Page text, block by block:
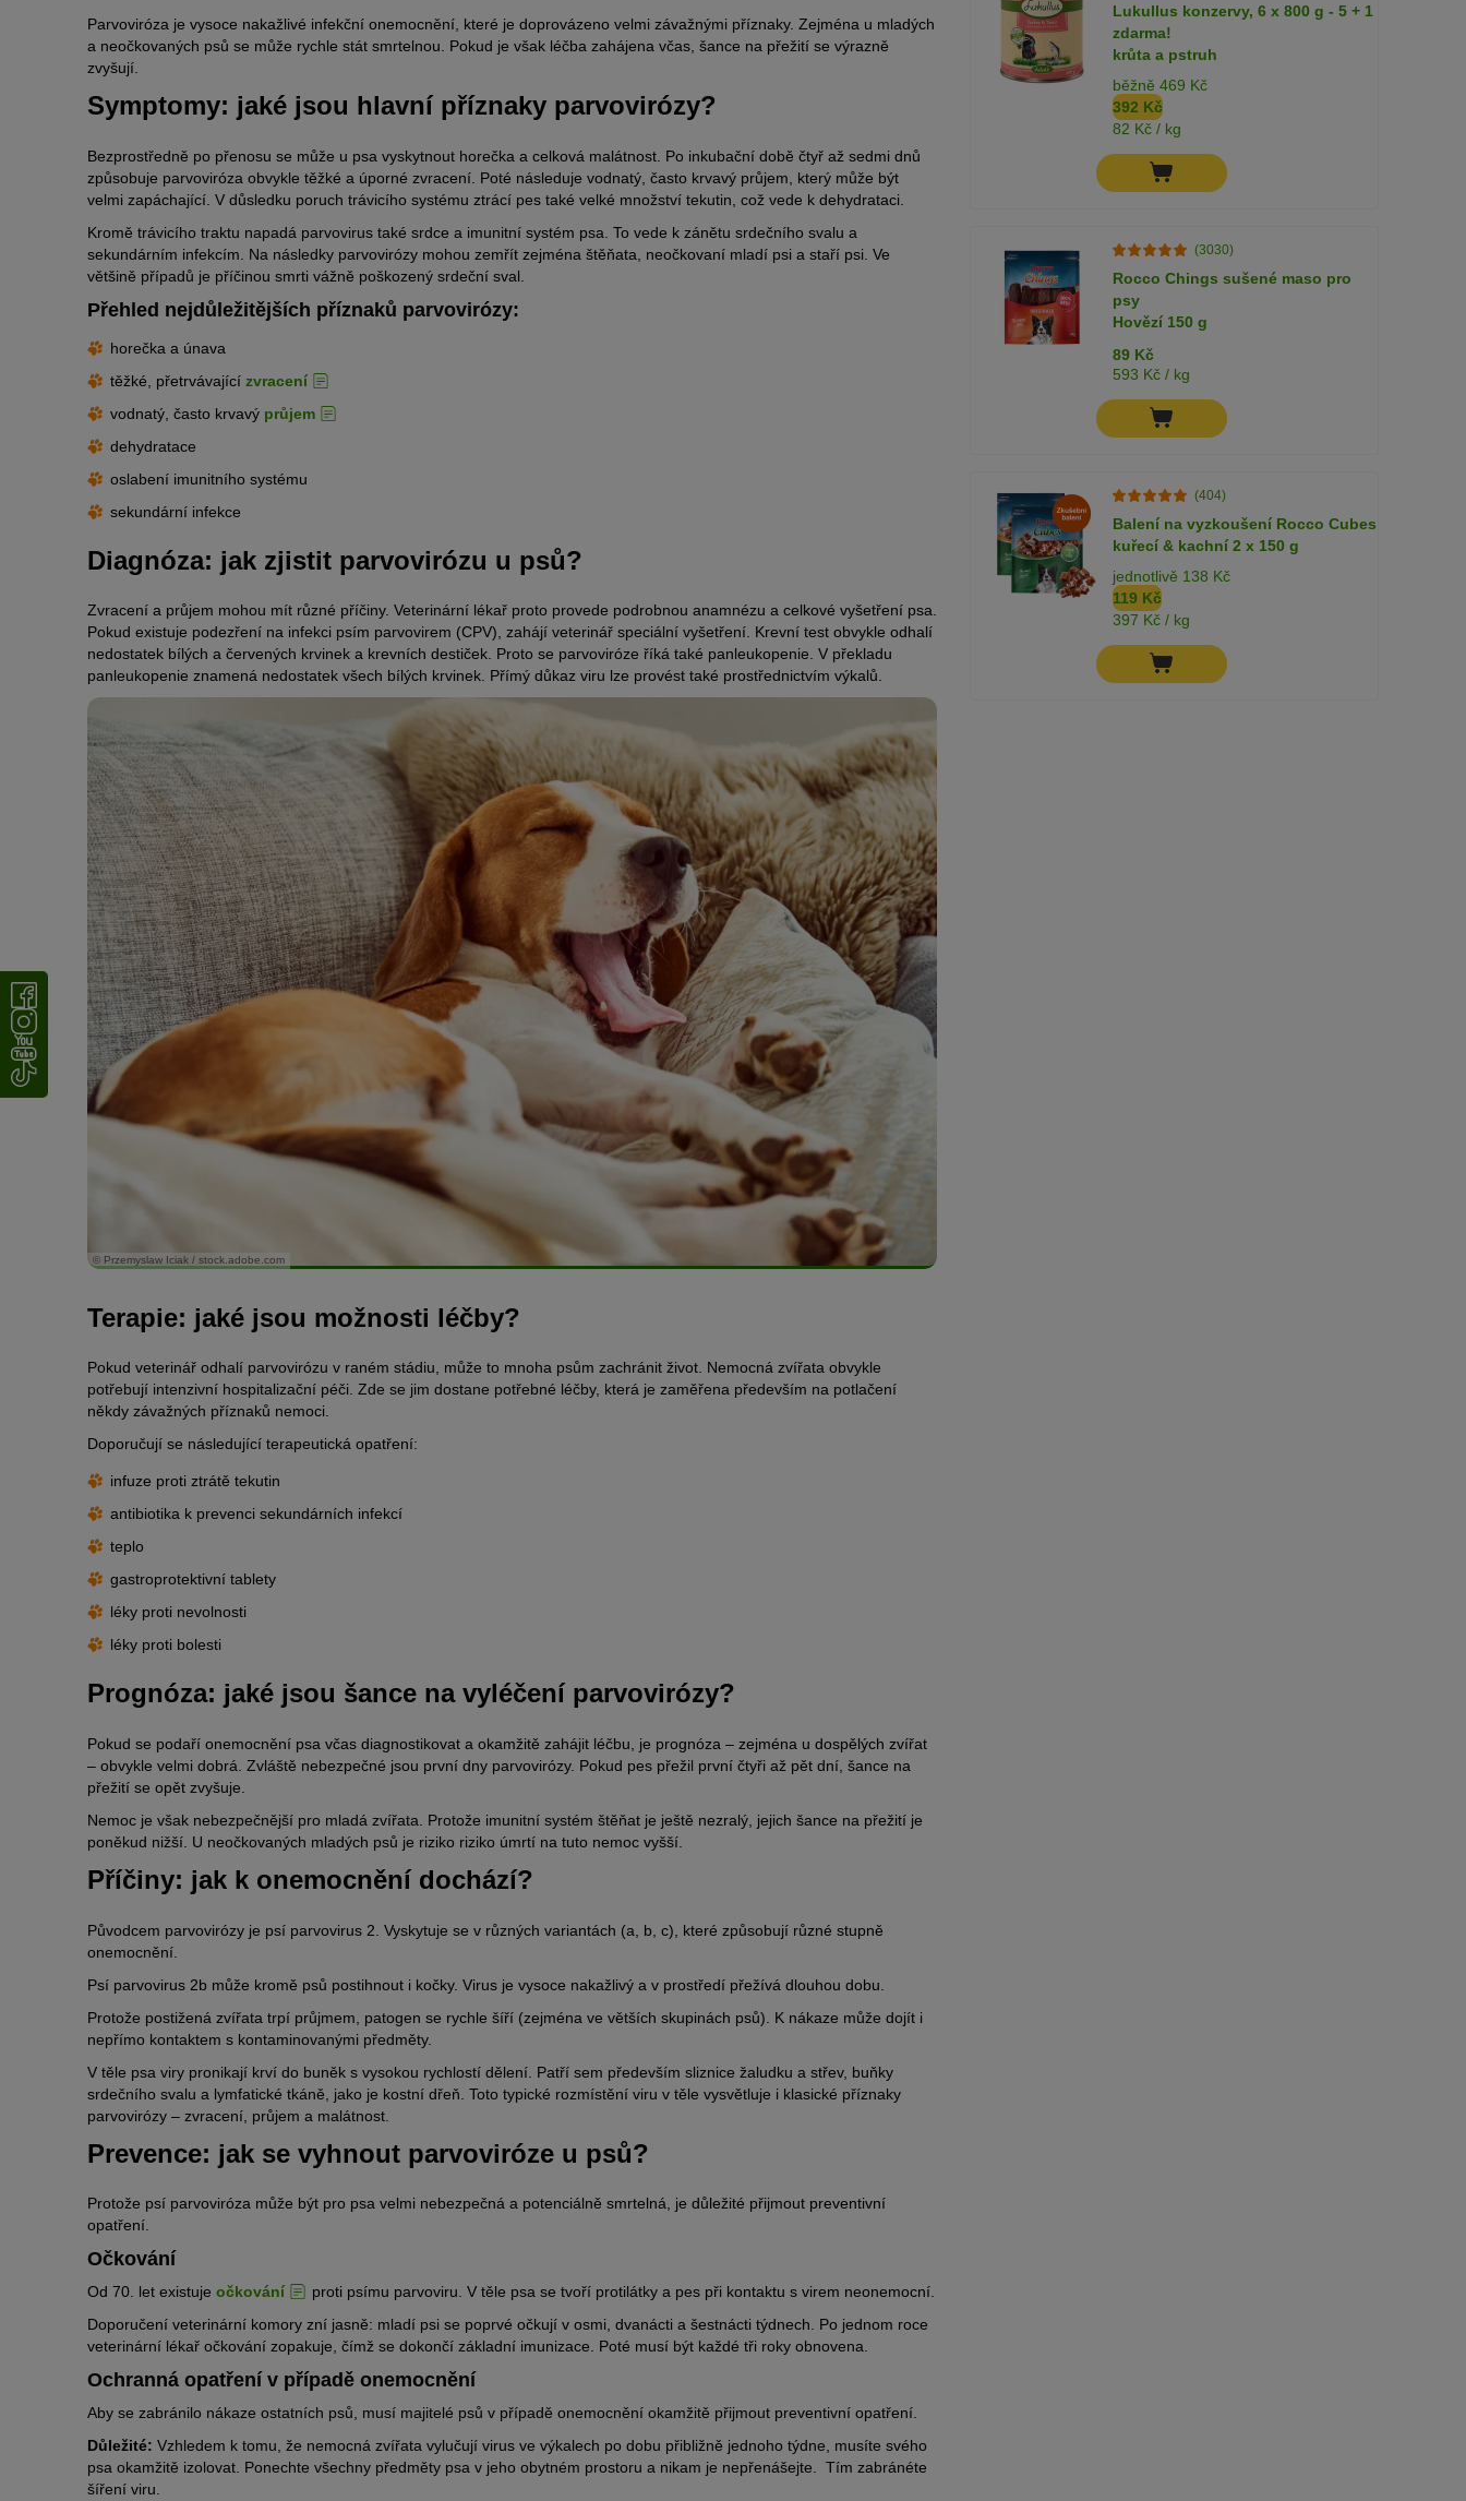
Parvoviróza je vysoce nakažlivé infekční onemocnění, které je doprovázeno velmi závažnými příznaky. Zejména u mladých
a neočkovaných psů se může rychle stát smrtelnou. Pokud je však léčba zahájena včas, šance na přežití se výrazně
zvyšují.
Symptomy: jaké jsou hlavní příznaky parvovirózy?
Bezprostředně po přenosu se může u psa vyskytnout horečka a celková malátnost. Po inkubační době čtyř až sedmi dnů
způsobuje parvoviróza obvykle těžké a úporné zvracení. Poté následuje vodnatý, často krvavý průjem, který může být
velmi zapáchající. V důsledku poruch trávicího systému ztrácí pes také velké množství tekutin, což vede k dehydrataci.
Kromě trávicího traktu napadá parvovirus také srdce a imunitní systém psa. To vede k zánětu srdečního svalu a
sekundárním infekcím. Na následky parvovirózy mohou zemřít zejména štěňata, neočkovaní mladí psi a staří psi. Ve
většině případů je příčinou smrti vážně poškozený srdeční sval.
Přehled nejdůležitějších příznaků parvovirózy:
horečka a únava
těžké, přetrvávající zvracení
vodnatý, často krvavý průjem
dehydratace
oslabení imunitního systému
sekundární infekce
Diagnóza: jak zjistit parvovirózu u psů?
Zvracení a průjem mohou mít různé příčiny. Veterinární lékař proto provede podrobnou anamnézu a celkové vyšetření psa.
Pokud existuje podezření na infekci psím parvovirem (CPV), zahájí veterinář speciální vyšetření. Krevní test obvykle odhalí
nedostatek bílých a červených krvinek a krevních destiček. Proto se parvoviróze říká také panleukopenie. V překladu
panleukopenie znamená nedostatek všech bílých krvinek. Přímý důkaz viru lze provést také prostřednictvím výkalů.
© Przemyslaw Iciak / stock.adobe.com
Terapie: jaké jsou možnosti léčby?
Pokud veterinář odhalí parvovirózu v raném stádiu, může to mnoha psům zachránit život. Nemocná zvířata obvykle
potřebují intenzivní hospitalizační péči. Zde se jim dostane potřebné léčby, která je zaměřena především na potlačení
někdy závažných příznaků nemoci.
Doporučují se následující terapeutická opatření:
infuze proti ztrátě tekutin
antibiotika k prevenci sekundárních infekcí
teplo
gastroprotektivní tablety
léky proti nevolnosti
léky proti bolesti
Prognóza: jaké jsou šance na vyléčení parvovirózy?
Pokud se podaří onemocnění psa včas diagnostikovat a okamžitě zahájit léčbu, je prognóza – zejména u dospělých zvířat
– obvykle velmi dobrá. Zvláště nebezpečné jsou první dny parvovirózy. Pokud pes přežil první čtyři až pět dní, šance na
přežití se opět zvyšuje.
Nemoc je však nebezpečnější pro mladá zvířata. Protože imunitní systém štěňat je ještě nezralý, jejich šance na přežití je
poněkud nižší. U neočkovaných mladých psů je riziko riziko úmrtí na tuto nemoc vyšší.
Příčiny: jak k onemocnění dochází?
Původcem parvovirózy je psí parvovirus 2. Vyskytuje se v různých variantách (a, b, c), které způsobují různé stupně
onemocnění.
Psí parvovirus 2b může kromě psů postihnout i kočky. Virus je vysoce nakažlivý a v prostředí přežívá dlouhou dobu.
Protože postižená zvířata trpí průjmem, patogen se rychle šíří (zejména ve větších skupinách psů). K nákaze může dojít i
nepřímo kontaktem s kontaminovanými předměty.
V těle psa viry pronikají krví do buněk s vysokou rychlostí dělení. Patří sem především sliznice žaludku a střev, buňky
srdečního svalu a lymfatické tkáně, jako je kostní dřeň. Toto typické rozmístění viru v těle vysvětluje i klasické příznaky
parvovirózy – zvracení, průjem a malátnost.
Prevence: jak se vyhnout parvoviróze u psů?
Protože psí parvoviróza může být pro psa velmi nebezpečná a potenciálně smrtelná, je důležité přijmout preventivní
opatření.
Očkování
Od 70. let existuje očkování
proti psímu parvoviru. V těle psa se tvoří protilátky a pes při kontaktu s virem neonemocní.
Doporučení veterinární komory zní jasně: mladí psi se poprvé očkují v osmi, dvanácti a šestnácti týdnech. Po jednom roce
veterinární lékař očkování zopakuje, čímž se dokončí základní imunizace. Poté musí být každé tři roky obnovena.
Ochranná opatření v případě onemocnění
Aby se zabránilo nákaze ostatních psů, musí majitelé psů v případě onemocnění okamžitě přijmout preventivní opatření.
Důležité: Vzhledem k tomu, že nemocná zvířata vylučují virus ve výkalech po dobu přibližně jednoho týdne, musíte svého
psa okamžitě izolovat. Ponechte všechny předměty psa v jeho obytném prostoru a nikam je nepřenášejte. Tím zabránéte
šíření viru.
Lukullus konzervy, 6 x 800 g - 5 + 1
zdarma!
krůta a pstruh
běžně 469 Kč
392 Kč
82 Kč / kg
(3030)
Rocco Chings sušené maso pro
psy
Hovězí 150 g
89 Kč
593 Kč / kg
(404)
Balení na vyzkoušení Rocco Cubes
kuřecí & kachní 2 x 150 g
jednotlivě 138 Kč
119 Kč
397 Kč / kg